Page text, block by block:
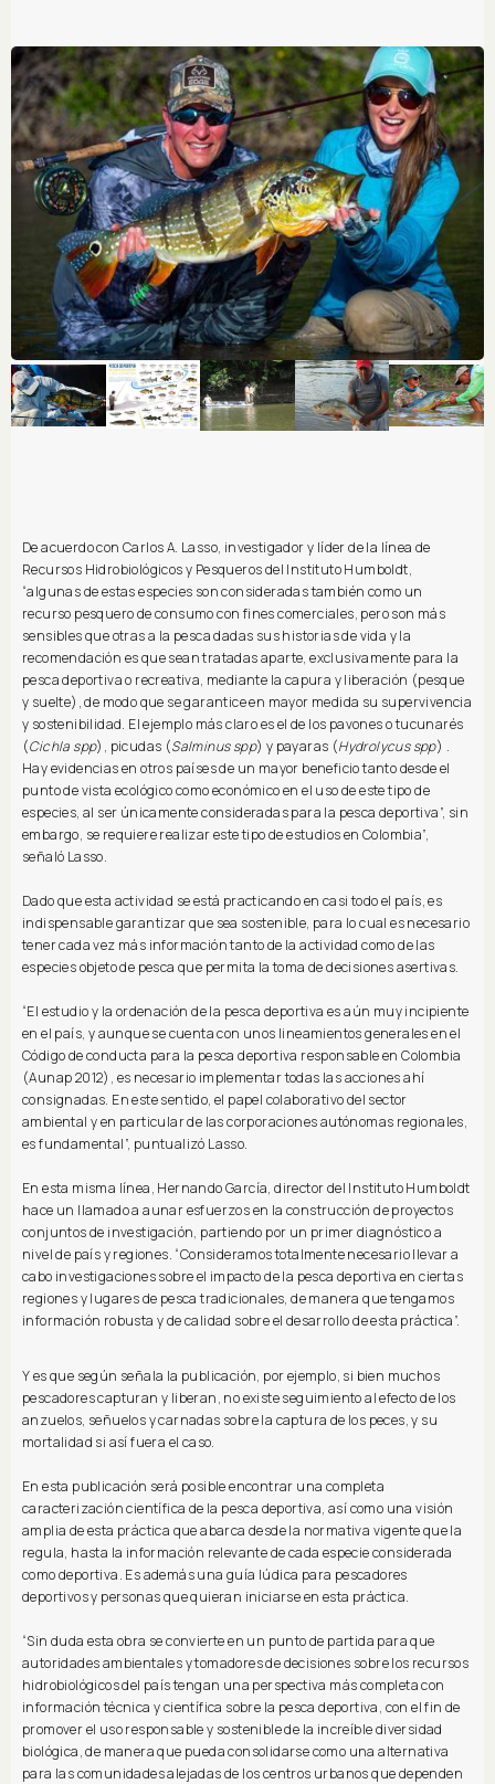
De acuerdo con Carlos A. Lasso, investigador y líder de la línea de
Recursos Hidrobiológicos y Pesqueros del Instituto Humboldt,
“algunas de estas especies son consideradas también como un
recurso pesquero de consumo con fines comerciales, pero son más
sensibles que otras a la pesca dadas sus historias de vida y la
recomendación es que sean tratadas aparte, exclusivamente para la
pesca deportiva o recreativa, mediante la capura y liberación (pesque
y suelte), de modo que se garantice en mayor medida su supervivencia
y sostenibilidad. El ejemplo más claro es el de los pavones o tucunarés
(Cichla spp), picudas (Salminus spp) y payaras (Hydrolycus spp) .
Hay evidencias en otros países de un mayor beneficio tanto desde el
punto de vista ecológico como económico en el uso de este tipo de
especies, al ser únicamente consideradas para la pesca deportiva”, sin
embargo, se requiere realizar este tipo de estudios en Colombia”,
señaló Lasso.
Dado que esta actividad se está practicando en casi todo el país, es
indispensable garantizar que sea sostenible, para lo cual es necesario
tener cada vez más información tanto de la actividad como de las
especies objeto de pesca que permita la toma de decisiones asertivas.
“El estudio y la ordenación de la pesca deportiva es aún muy incipiente
en el país, y aunque se cuenta con unos lineamientos generales en el
Código de conducta para la pesca deportiva responsable en Colombia
(Aunap 2012), es necesario implementar todas las acciones ahí
consignadas. En este sentido, el papel colaborativo del sector
ambiental y en particular de las corporaciones autónomas regionales,
es fundamental”, puntualizó Lasso.
En esta misma línea, Hernando García, director del Instituto Humboldt
hace un llamado a aunar esfuerzos en la construcción de proyectos
conjuntos de investigación, partiendo por un primer diagnóstico a
nivel de país y regiones. “Consideramos totalmente necesario llevar a
cabo investigaciones sobre el impacto de la pesca deportiva en ciertas
regiones y lugares de pesca tradicionales, de manera que tengamos
información robusta y de calidad sobre el desarrollo de esta práctica”.
Y es que según señala la publicación, por ejemplo, si bien muchos
pescadores capturan y liberan, no existe seguimiento al efecto de los
anzuelos, señuelos y carnadas sobre la captura de los peces, y su
mortalidad si así fuera el caso.
En esta publicación será posible encontrar una completa
caracterización científica de la pesca deportiva, así como una visión
amplia de esta práctica que abarca desde la normativa vigente que la
regula, hasta la información relevante de cada especie considerada
como deportiva. Es además una guía lúdica para pescadores
deportivos y personas que quieran iniciarse en esta práctica.
“Sin duda esta obra se convierte en un punto de partida para que
autoridades ambientales y tomadores de decisiones sobre los recursos
hidrobiológicos del país tengan una perspectiva más completa con
información técnica y científica sobre la pesca deportiva, con el fin de
promover el uso responsable y sostenible de la increíble diversidad
biológica, de manera que pueda consolidarse como una alternativa
para las comunidades alejadas de los centros urbanos que dependen